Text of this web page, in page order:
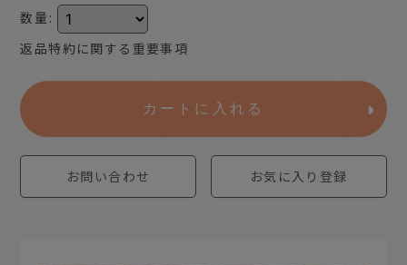
数量 :
返品特約に関する重要事項
カートに入れる
お問い合わせ お気に入り登録